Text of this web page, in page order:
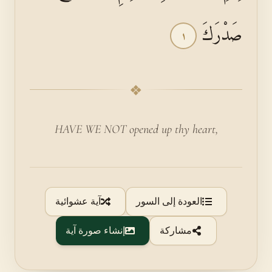
صَدْرَكَ ١
❖
HAVE WE NOT opened up thy heart,
العودة إلى السور آية عشوائية
مشاركة إنشاء صورة آية